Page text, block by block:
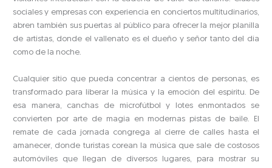
sociales y empresas con experiencia en conciertos multitudinarios,
abren también sus puertas al público para ofrecer la mejor planilla
de artistas, donde el vallenato es el dueño y señor tanto del día
como de la noche.
Cualquier sitio que pueda concentrar a cientos de personas, es
transformado para liberar la música y la emoción del espíritu. De
esa manera, canchas de microfútbol y lotes enmontados se
convierten por arte de magia en modernas pistas de baile. El
remate de cada jornada congrega al cierre de calles hasta el
amanecer, donde turistas corean la música que sale de costosos
automóviles que llegan de diversos lugares, para mostrar su